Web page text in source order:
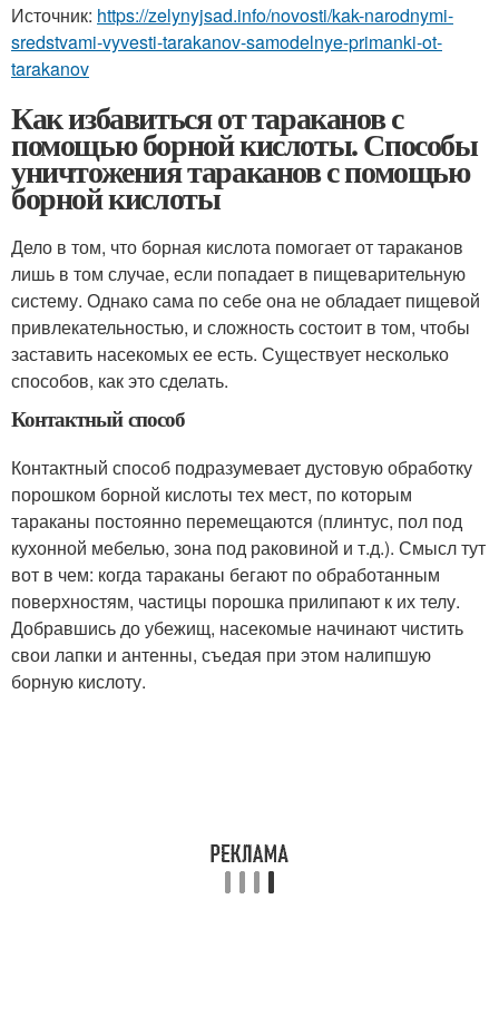
Источник: https://zelynyjsad.info/novosti/kak-narodnymi-
sredstvami-vyvesti-tarakanov-samodelnye-primanki-ot-
tarakanov
Как избавиться от тараканов с
помощью борной кислоты. Способы
уничтожения тараканов с помощью
борной кислоты
Дело в том, что борная кислота помогает от тараканов
лишь в том случае, если попадает в пищеварительную
систему. Однако сама по себе она не обладает пищевой
привлекательностью, и сложность состоит в том, чтобы
заставить насекомых ее есть. Существует несколько
способов, как это сделать.
Контактный способ
Контактный способ подразумевает дустовую обработку
порошком борной кислоты тех мест, по которым
тараканы постоянно перемещаются (плинтус, пол под
кухонной мебелью, зона под раковиной и т.д.). Смысл тут
вот в чем: когда тараканы бегают по обработанным
поверхностям, частицы порошка прилипают к их телу.
Добравшись до убежищ, насекомые начинают чистить
свои лапки и антенны, съедая при этом налипшую
борную кислоту.